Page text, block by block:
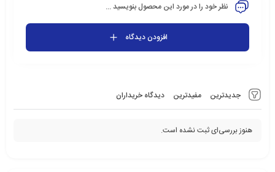
جدیدترین مفیدترین دیدگاه خریداران
هنوز بررسی‌ای ثبت نشده است.
نظر خود را در مورد این محصول بنویسید ...
افزودن دیدگاه